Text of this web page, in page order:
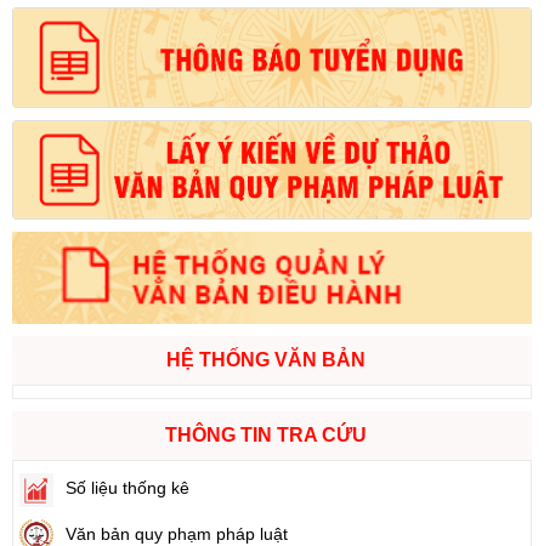
HỆ THỐNG VĂN BẢN
THÔNG TIN TRA CỨU
Số liệu thống kê
Văn bản quy phạm pháp luật